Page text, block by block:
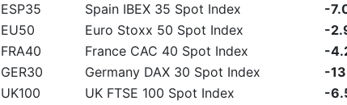
ESP35
Spain IBEX 35 Spot Index -
EU50
Euro Stoxx 50 Spot Index -
FRA40
France CAC 40 Spot Index -
GER30
Germany DAX 30 Spot Index -
UK100
UK FTSE 100 Spot Index -